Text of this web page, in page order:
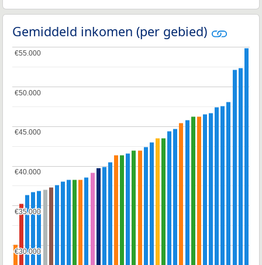
Gemiddeld inkomen (per gebied)
€30.000
€30.000
€35.000
€35.000
€40.000
€40.000
€45.000
€45.000
€50.000
€50.000
€55.000
€55.000